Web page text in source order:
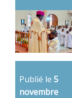
Publié le 5
novembre